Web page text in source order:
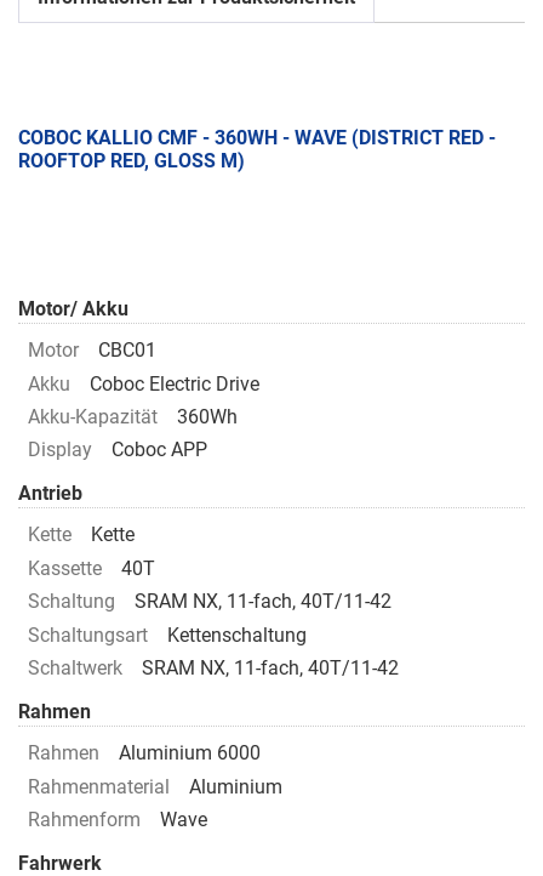
COBOC KALLIO CMF - 360WH - WAVE (DISTRICT RED -
ROOFTOP RED, GLOSS M)
Motor/ Akku
Motor
CBC01
Akku
Coboc Electric Drive
Akku-Kapazität
360Wh
Display
Coboc APP
Antrieb
Kette
Kette
Kassette
40T
Schaltung
SRAM NX, 11-fach, 40T/11-42
Schaltungsart
Kettenschaltung
Schaltwerk
SRAM NX, 11-fach, 40T/11-42
Rahmen
Rahmen
Aluminium 6000
Rahmenmaterial
Aluminium
Rahmenform
Wave
Fahrwerk